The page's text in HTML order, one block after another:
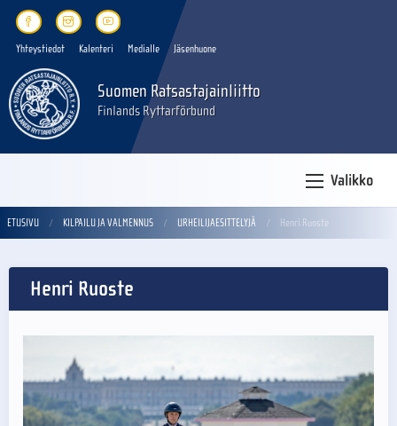
Yhteystiedot Kalenteri Medialle Jäsenhuone
Suomen Ratsastajainliitto
Finlands Ryttarförbund
Valikko
ETUSIVU KILPAILU JA VALMENNUS URHEILIJAESITTELYJÄ Henri Ruoste
Henri Ruoste